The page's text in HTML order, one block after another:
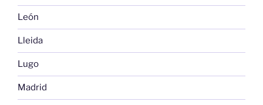
León
Lleida
Lugo
Madrid